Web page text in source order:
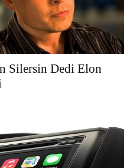
Silersin Dedi Elon